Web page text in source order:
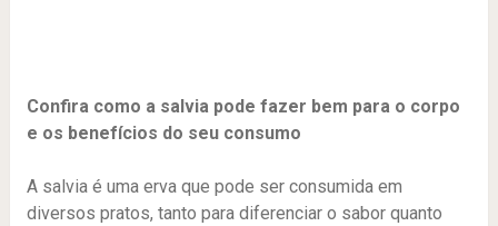
Confira como a salvia pode fazer bem para o corpo
e os benefícios do seu consumo
A salvia é uma erva que pode ser consumida em
diversos pratos, tanto para diferenciar o sabor quanto